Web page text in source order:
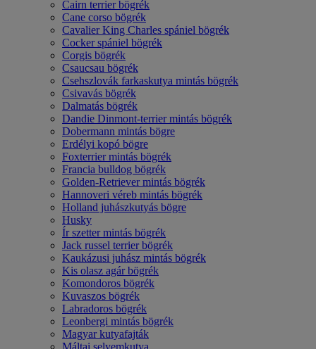
Cairn terrier bögrék
Cane corso bögrék
Cavalier King Charles spániel bögrék
Cocker spániel bögrék
Corgis bögrék
Csaucsau bögrék
Csehszlovák farkaskutya mintás bögrék
Csivavás bögrék
Dalmatás bögrék
Dandie Dinmont-terrier mintás bögrék
Dobermann mintás bögre
Erdélyi kopó bögre
Foxterrier mintás bögrék
Francia bulldog bögrék
Golden-Retriever mintás bögrék
Hannoveri véreb mintás bögrék
Holland juhászkutyás bögre
Husky
Ír szetter mintás bögrék
Jack russel terrier bögrék
Kaukázusi juhász mintás bögrék
Kis olasz agár bögrék
Komondoros bögrék
Kuvaszos bögrék
Labradoros bögrék
Leonbergi mintás bögrék
Magyar kutyafajták
Máltai selyemkutya